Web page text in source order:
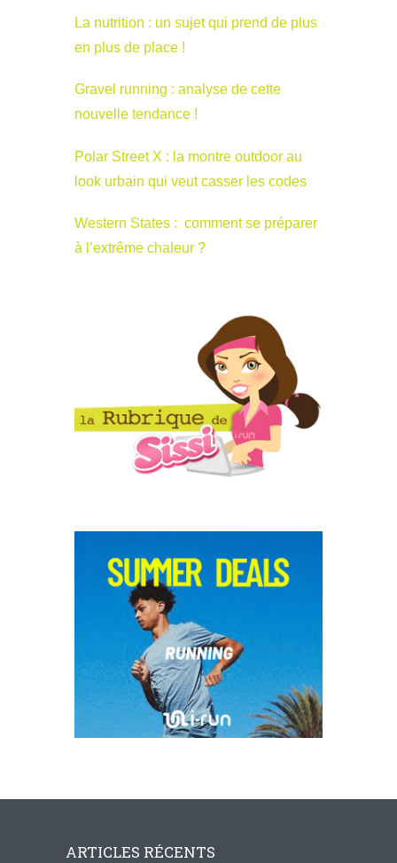
La nutrition : un sujet qui prend de plus
en plus de place !
Gravel running : analyse de cette
nouvelle tendance !
Polar Street X : la montre outdoor au
look urbain qui veut casser les codes
Western States : comment se préparer
à l’extrême chaleur ?
ARTICLES RÉCENTS